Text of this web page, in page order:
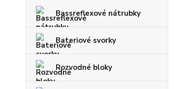
Bassreflexové nátrubky
Bateriové svorky
Rozvodné bloky